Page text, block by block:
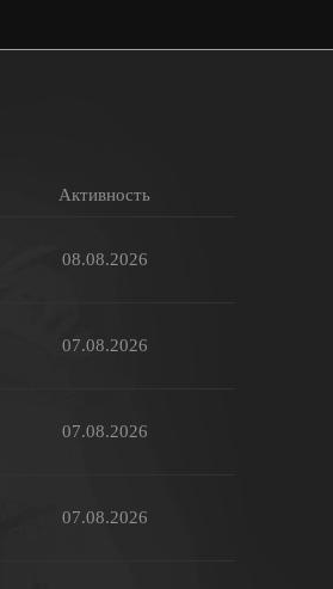
Активность
08.08.2026
07.08.2026
07.08.2026
07.08.2026